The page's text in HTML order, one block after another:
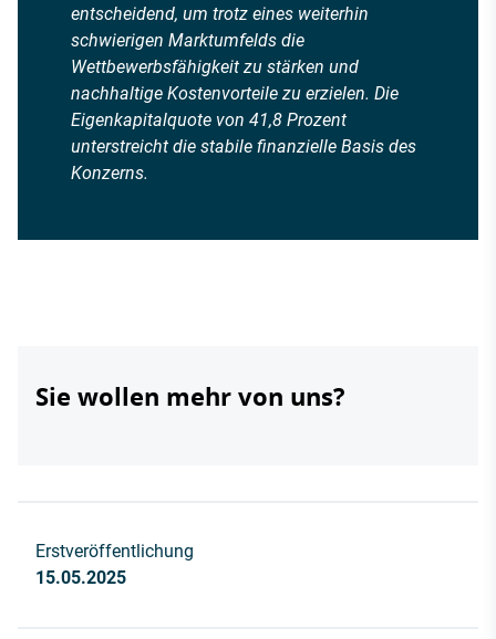
entscheidend, um trotz eines weiterhin
schwierigen Marktumfelds die
Wettbewerbsfähigkeit zu stärken und
nachhaltige Kostenvorteile zu erzielen. Die
Eigenkapitalquote von 41,8 Prozent
unterstreicht die stabile finanzielle Basis des
Konzerns.
Sie wollen mehr von uns?
Erstveröffentlichung
15.05.2025